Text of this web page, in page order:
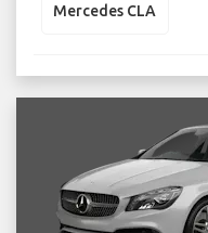
Mercedes CLA